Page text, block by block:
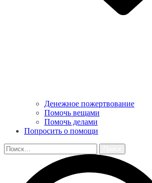
Денежное пожертвование
Помочь вещами
Помочь делами
Попросить о помощи
Найти: